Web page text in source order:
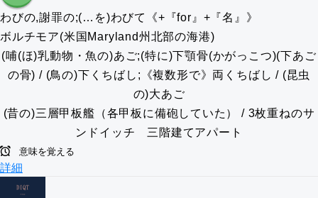
わびの,謝罪の;(…を)わびて《+『for』+『名』》
ボルチモア(米国Maryland州北部の海港)
(哺(ほ)乳動物・魚の)あご;(特に)下顎骨(かがっこつ)(下あご
の骨) / (鳥の)下くちばし;《複数形で》両くちばし / (昆虫
の)大あご
(昔の)三層甲板艦（各甲板に備砲していた） / 3枚重ねのサ
ンドイッチ 三階建てアパート
意味を覚える
詳細